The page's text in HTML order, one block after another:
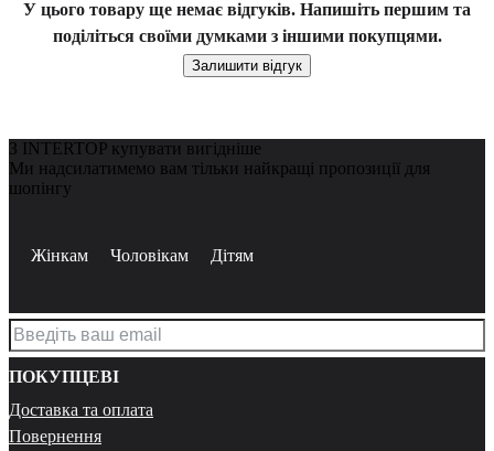
У цього товару ще немає відгуків. Напишіть першим та
поділіться своїми думками з іншими покупцями.
Залишити відгук
З INTERTOP купувати вигідніше
Ми надсилатимемо вам тільки найкращі пропозиції для
шопінгу
Жінкам Чоловікам Дітям
ПОКУПЦЕВІ
Доставка та оплата
Повернення